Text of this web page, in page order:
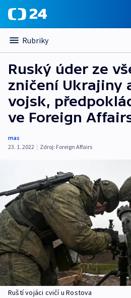
Rubriky
Ruský úder ze
zničení Ukrajiny
vojsk,
ve Foreign
mas
23. 1. 2022 | Zdroj: Foreign Affairs
Ruští vojáci cvičí u Rostova